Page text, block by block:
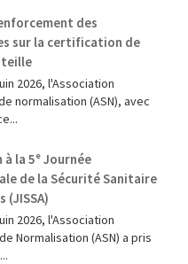
des
sur la certification de
2026, l'Association
normalisation (ASN), avec
la 5ᵉ Journée
de la Sécurité Sanitaire
(JISSA)
2026, l'Association
Normalisation (ASN) a pris